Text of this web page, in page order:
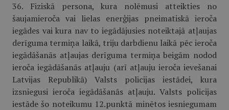
36. Fiziskā persona, kura nolēmusi atteikties no
šaujamieroča vai lielas enerģijas pneimatiskā ieroča
iegādes vai kura nav to iegādājusies noteiktajā atļaujas
derīguma termiņa laikā, triju darbdienu laikā pēc ieroča
iegādāšanās atļaujas derīguma termiņa beigām nodod
ieroča iegādāšanās atļauju (arī atļauju ieroča ievešanai
Latvijas Republikā) Valsts policijas iestādei, kura
izsniegusi ieroča iegādāšanās atļauju. Valsts policijas
iestāde šo noteikumu 12.punktā minētos iesniegumam